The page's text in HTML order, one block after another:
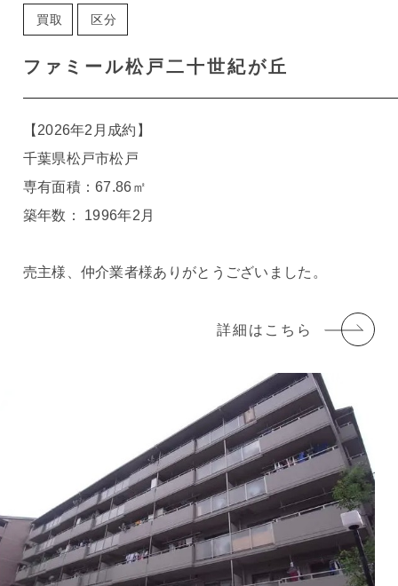
買取 区分
ファミール松戸二十世紀が丘
【2026年2月成約】
千葉県松戸市松戸
専有面積：67.86㎡
築年数： 1996年2月
売主様、仲介業者様ありがとうございました。
詳細はこちら